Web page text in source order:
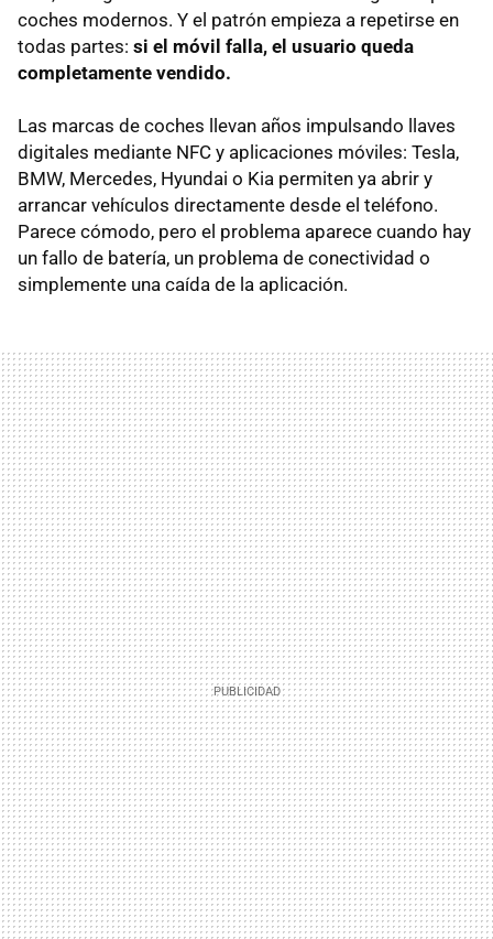
coches modernos. Y el patrón empieza a repetirse en
todas partes: si el móvil falla, el usuario queda
completamente vendido.
Las marcas de coches llevan años impulsando llaves
digitales mediante NFC y aplicaciones móviles: Tesla,
BMW, Mercedes, Hyundai o Kia permiten ya abrir y
arrancar vehículos directamente desde el teléfono.
Parece cómodo, pero el problema aparece cuando hay
un fallo de batería, un problema de conectividad o
simplemente una caída de la aplicación.